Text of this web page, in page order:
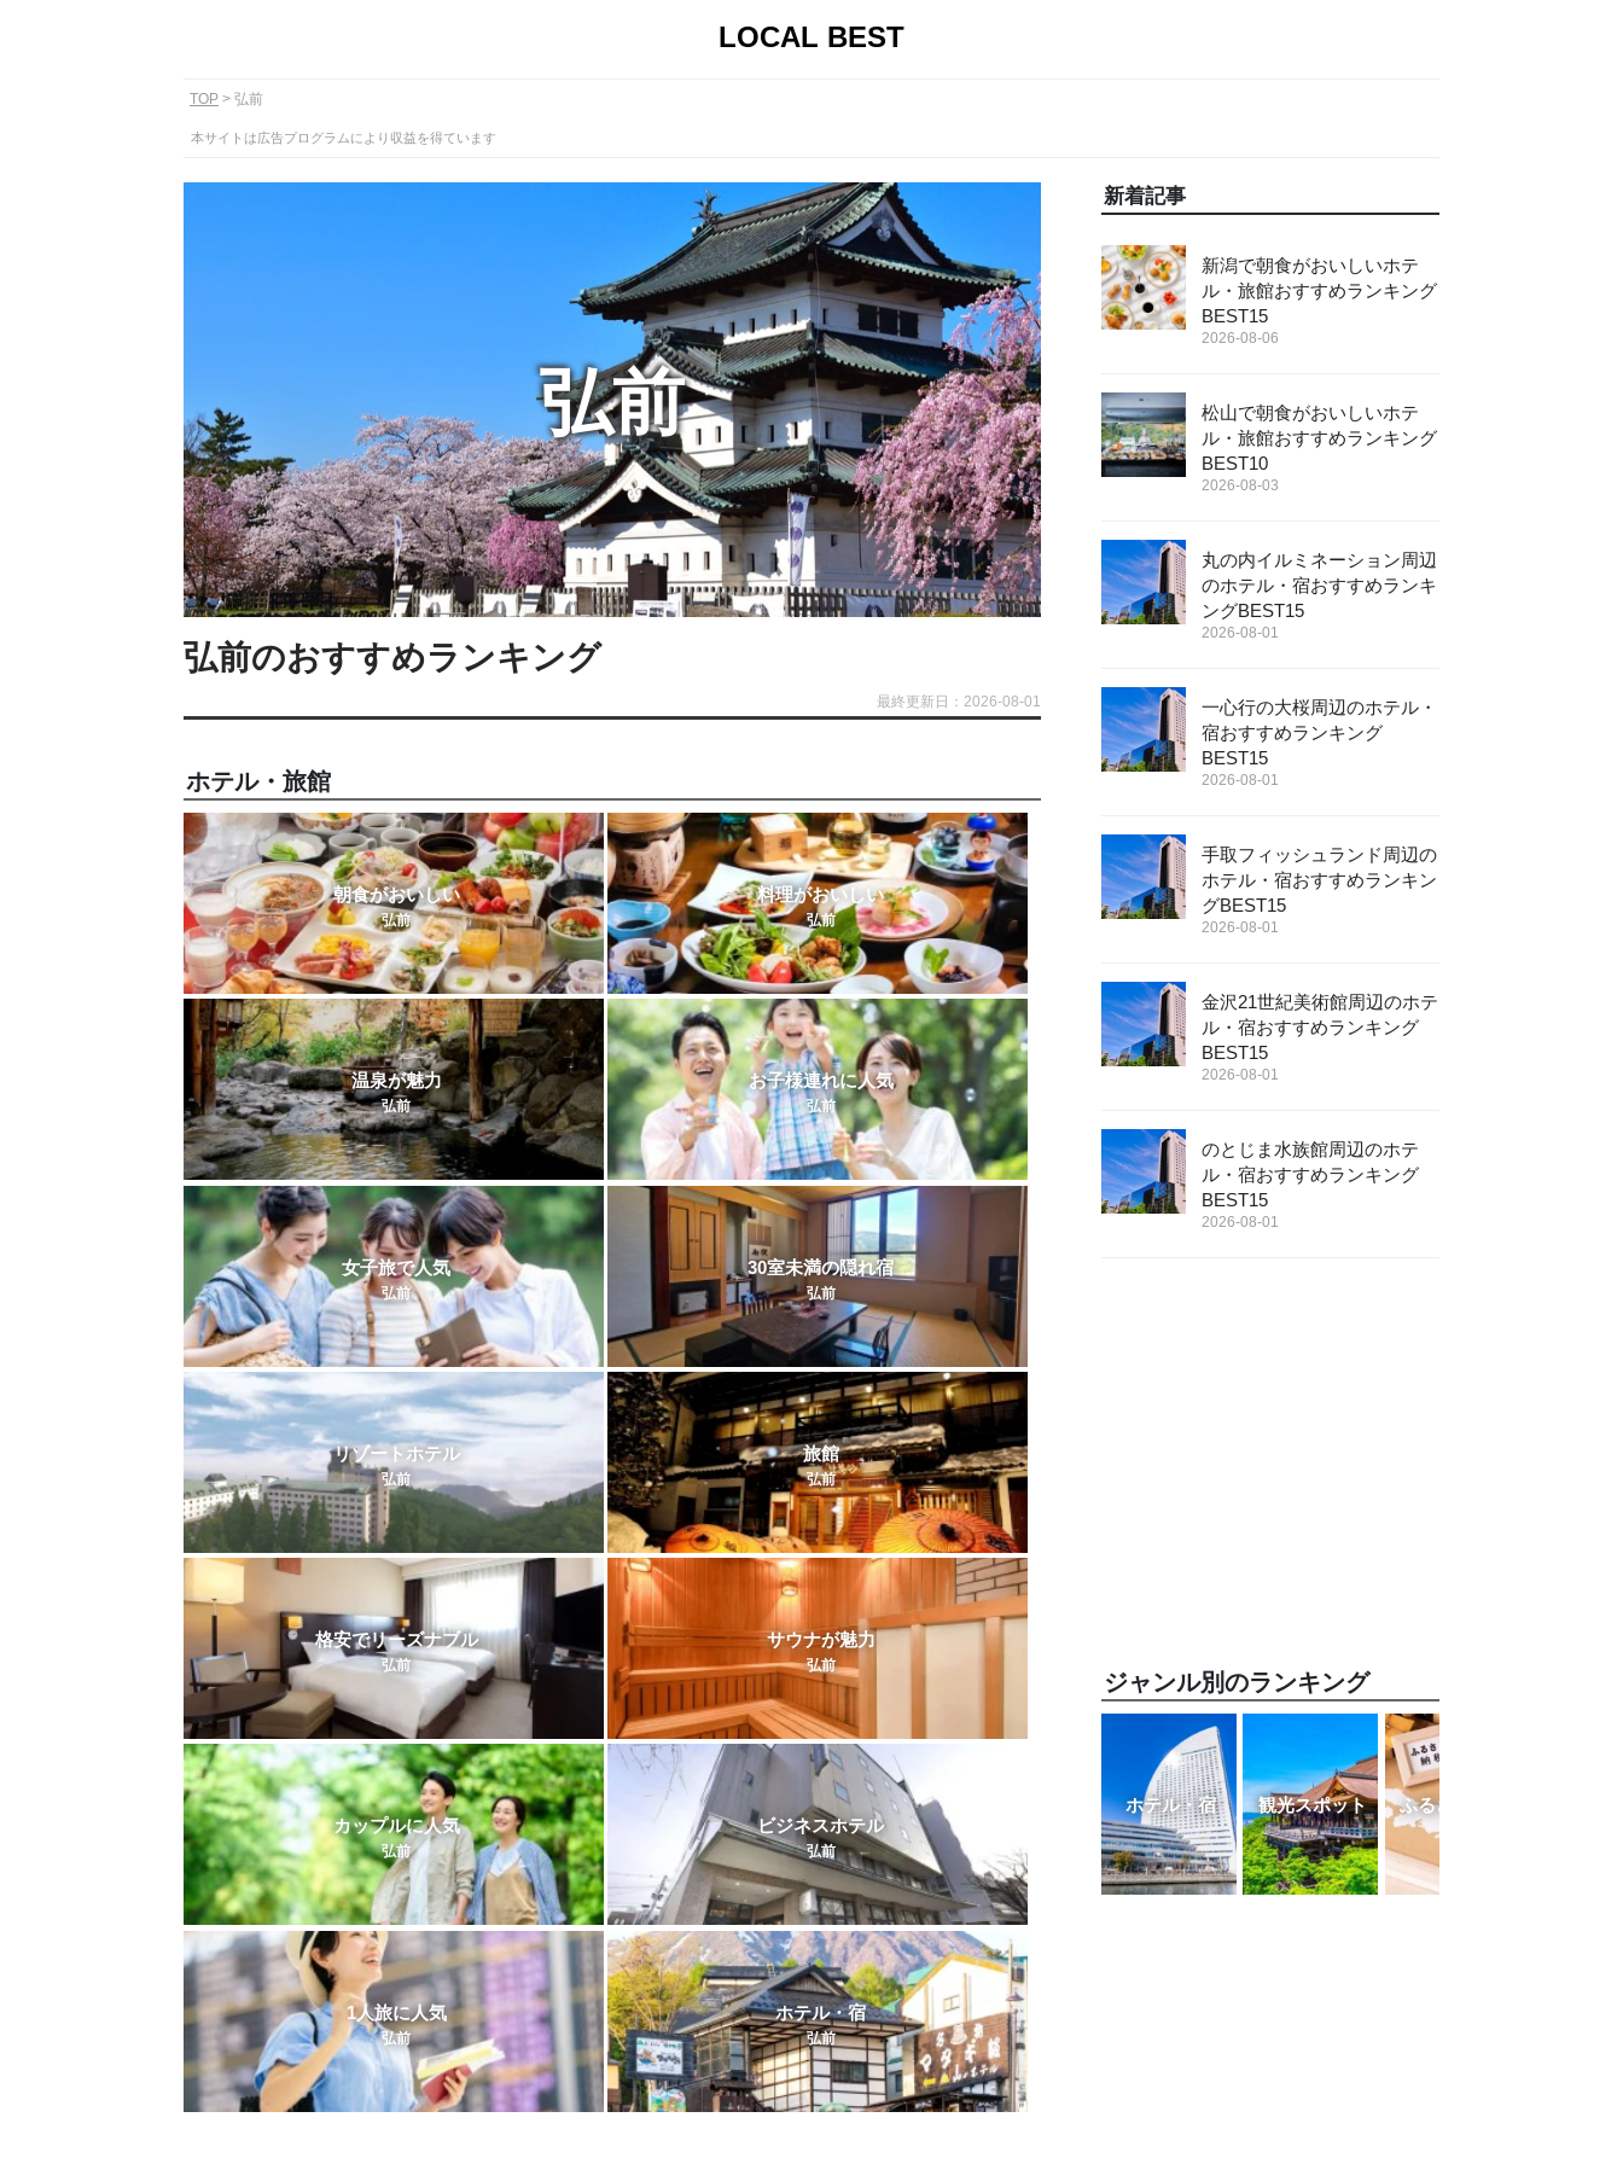
LOCAL BEST
TOP 弘前
本サイトは広告プログラムにより収益を得ています
弘前
弘前のおすすめランキング
最終更新日：2026-08-01
ホテル・旅館
朝食がおいしい
弘前
料理がおいしい
弘前
温泉が魅力
弘前
お子様連れに人気
弘前
女子旅で人気
弘前
30室未満の隠れ宿
弘前
リゾートホテル
弘前
旅館
弘前
格安でリーズナブル
弘前
サウナが魅力
弘前
カップルに人気
弘前
ビジネスホテル
弘前
1人旅に人気
弘前
ホテル・宿
弘前
新着記事
新潟で朝食がおいしいホテ
ル・旅館おすすめランキング
BEST15
2026-08-06
松山で朝食がおいしいホテ
ル・旅館おすすめランキング
BEST10
2026-08-03
丸の内イルミネーション周辺
のホテル・宿おすすめランキ
ングBEST15
2026-08-01
一心行の大桜周辺のホテル・
宿おすすめランキング
BEST15
2026-08-01
手取フィッシュランド周辺の
ホテル・宿おすすめランキン
グBEST15
2026-08-01
金沢21世紀美術館周辺のホテ
ル・宿おすすめランキング
BEST15
2026-08-01
のとじま水族館周辺のホテ
ル・宿おすすめランキング
BEST15
2026-08-01
ジャンル別のランキング
ホテル・宿 観光スポット ふるさと納税